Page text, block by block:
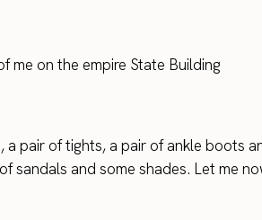
pair of tights, a pair of ankle boots
and some shades. Let me